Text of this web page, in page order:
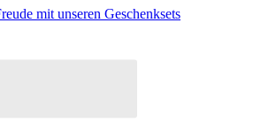
mit unseren Geschenksets